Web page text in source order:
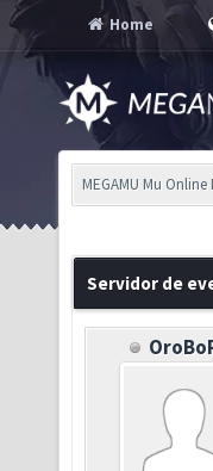
Home
MEGAMU Mu
Servidor de